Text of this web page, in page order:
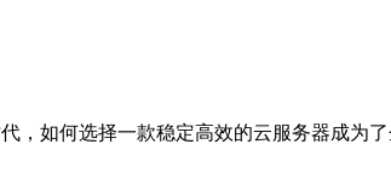
如何选择一款稳定高效的云服务器成为